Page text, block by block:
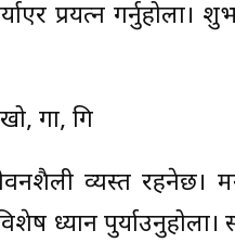
प्रयत्न
गा, गि
व्यस्त रहनेछ।
ध्यान